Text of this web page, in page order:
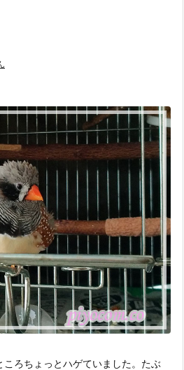
ろちょっとハゲていました。 たぶ